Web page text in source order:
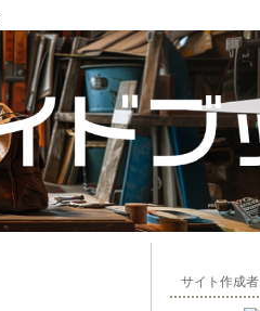
サイト作成者